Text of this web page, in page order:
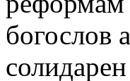
богослов